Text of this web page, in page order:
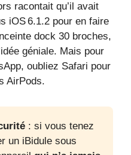
racontait qu’il avait
iOS 6.1.2 pour en faire
dock 30 broches,
géniale. Mais pour
oubliez Safari pour
AirPods.
: si vous tenez
un iBidule sous